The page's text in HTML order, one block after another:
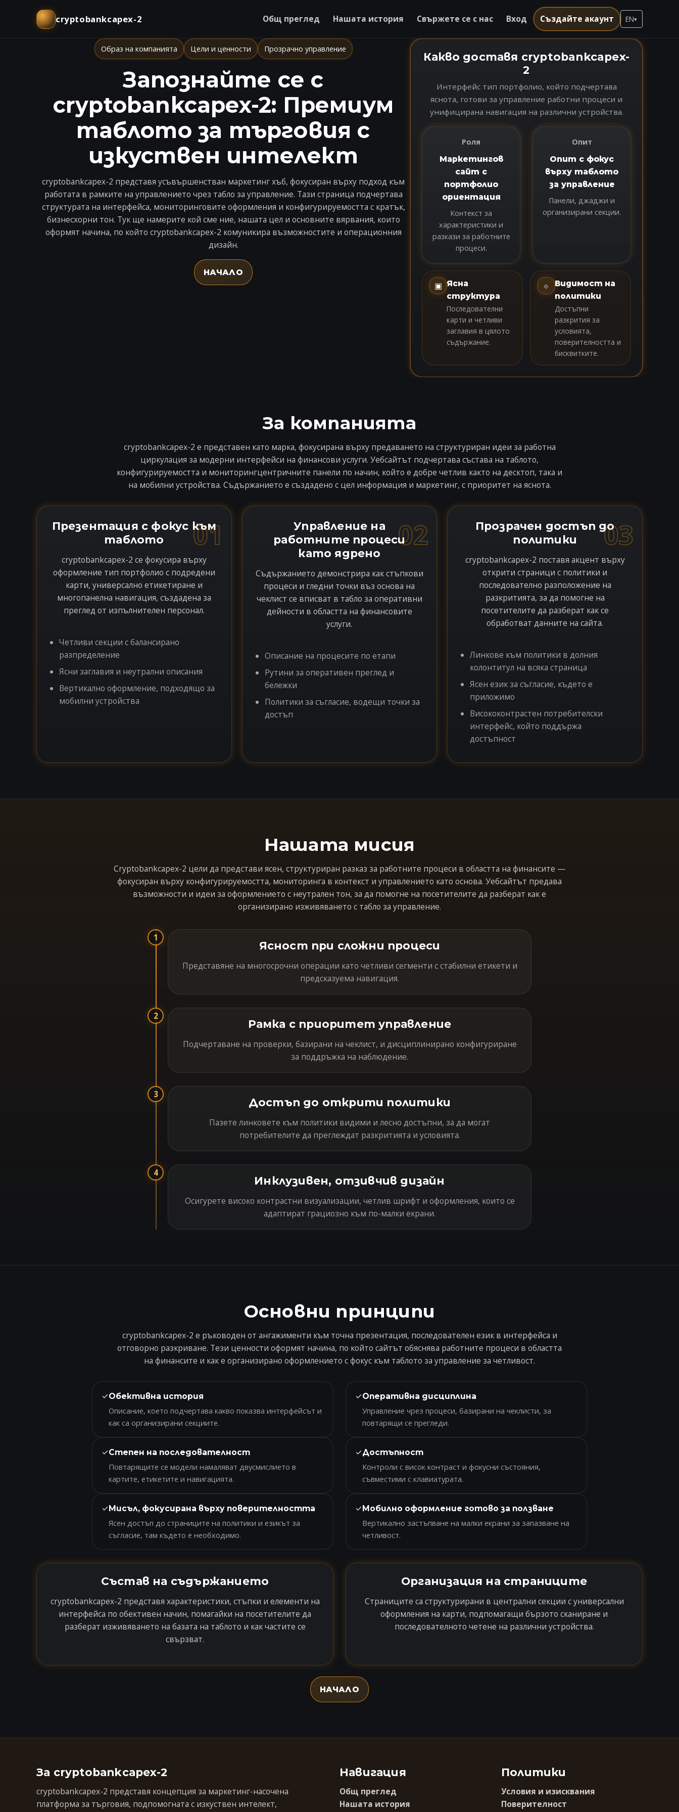
cryptobankcapex-2 Общ преглед Нашата история Свържете се с нас Вход Създайте акаунт EN▾
Образ на компанията Цели и ценности Прозрачно управление
Запознайте се с
cryptobankcapex-2: Премиум
таблото за търговия с
изкуствен интелект
cryptobankcapex-2 представя усъвършенстван маркетинг хъб, фокусиран върху подход към
работата в рамките на управлението чрез табло за управление. Тази страница подчертава
структурата на интерфейса, мониторинговите оформления и конфигурируемостта с кратък,
бизнесхорни тон. Тук ще намерите кой сме ние, нашата цел и основните вярвания, които
оформят начина, по който cryptobankcapex-2 комуникира възможностите и операционния
дизайн.
НАЧАЛО
Какво доставя cryptobankcapex-
2
Интерфейс тип портфолио, който подчертава
яснота, готови за управление работни процеси и
унифицирана навигация на различни устройства.
Роля
Маркетингов
сайт с
портфолио
ориентация
Контекст за
характеристики и
разкази за работните
процеси.
Опит
Опит с фокус
върху таблото
за управление
Панели, джаджи и
организирани секции.
▣ Ясна
структура
Последователни
карти и четливи
заглавия в цялото
съдържание.
⟐
Видимост на
политики
Достъпни
разкрития за
условията,
поверителността и
бисквитките.
За компанията
cryptobankcapex-2 е представен като марка, фокусирана върху предаването на структуриран идеи за работна
циркулация за модерни интерфейси на финансови услуги. Уебсайтът подчертава състава на таблото,
конфигурируемостта и мониторингцентричните панели по начин, който е добре четлив както на десктоп, така и
на мобилни устройства. Съдържанието е създадено с цел информация и маркетинг, с приоритет на яснота.
01
Презентация с фокус към
таблото
cryptobankcapex-2 се фокусира върху
оформление тип портфолио с подредени
карти, универсално етикетиране и
многопанелна навигация, създадена за
преглед от изпълнителен персонал.
Четливи секции с балансирано
разпределение
Ясни заглавия и неутрални описания
Вертикално оформление, подходящо за
мобилни устройства
02
Управление на
работните процеси
като ядрено
Съдържанието демонстрира как стъпкови
процеси и гледни точки въз основа на
чеклист се вписват в табло за оперативни
дейности в областта на финансовите
услуги.
Описание на процесите по етапи
Рутини за оперативен преглед и
бележки
Политики за съгласие, водещи точки за
достъп
03
Прозрачен достъп до
политики
cryptobankcapex-2 поставя акцент върху
открити страници с политики и
последователно разположение на
разкритията, за да помогне на
посетителите да разберат как се
обработват данните на сайта.
Линкове към политики в долния
колонтитул на всяка страница
Ясен език за съгласие, където е
приложимо
Висококонтрастен потребителски
интерфейс, който поддържа
достъпност
Нашата мисия
Cryptobankcapex-2 цели да представи ясен, структуриран разказ за работните процеси в областта на финансите —
фокусиран върху конфигурируемостта, мониторинга в контекст и управлението като основа. Уебсайтът предава
възможности и идеи за оформлението с неутрален тон, за да помогне на посетителите да разберат как е
организирано изживяването с табло за управление.
1
Ясност при сложни процеси
Представяне на многосрочни операции като четливи сегменти с стабилни етикети и
предсказуема навигация.
2
Рамка с приоритет управление
Подчертаване на проверки, базирани на чеклист, и дисциплинирано конфигуриране
за поддръжка на наблюдение.
3
Достъп до открити политики
Пазете линковете към политики видими и лесно достъпни, за да могат
потребителите да преглеждат разкритията и условията.
4
Инклузивен, отзивчив дизайн
Осигурете високо контрастни визуализации, четлив шрифт и оформления, които се
адаптират грациозно към по-малки екрани.
Основни принципи
cryptobankcapex-2 е ръководен от ангажименти към точна презентация, последователен език в интерфейса и
отговорно разкриване. Тези ценности оформят начина, по който сайтът обяснява работните процеси в областта
на финансите и как е организирано оформлението с фокус към таблото за управление за четливост.
✓Обективна история
Описание, което подчертава какво показва интерфейсът и
как са организирани секциите.
✓Степен на последователност
Повтарящите се модели намаляват двусмислието в
картите, етикетите и навигацията.
✓Мисъл, фокусирана върху поверителността
Ясен достъп до страниците на политики и езикът за
съгласие, там където е необходимо.
✓Оперативна дисциплина
Управление чрез процеси, базирани на чеклисти, за
повтарящи се прегледи.
✓Достъпност
Контроли с висок контраст и фокусни състояния,
съвместими с клавиатурата.
✓Мобилно оформление готово за ползване
Вертикално застъпване на малки екрани за запазване на
четливост.
Състав на съдържанието
cryptobankcapex-2 представя характеристики, стъпки и елементи на
интерфейса по обективен начин, помагайки на посетителите да
разберат изживяването на базата на таблото и как частите се
свързват.
Организация на страниците
Страниците са структурирани в централни секции с универсални
оформления на карти, подпомагащи бързото сканиране и
последователното четене на различни устройства.
НАЧАЛО
За cryptobankcapex-2
cryptobankcapex-2 представя концепция за маркетинг-насочена
платформа за търговия, подпомогната с изкуствен интелект,
Навигация
Общ преглед
Нашата история
Политики
Условия и изисквания
Поверителност